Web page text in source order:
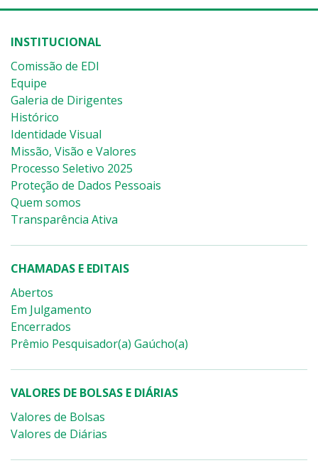
INSTITUCIONAL
Comissão de EDI
Equipe
Galeria de Dirigentes
Histórico
Identidade Visual
Missão, Visão e Valores
Processo Seletivo 2025
Proteção de Dados Pessoais
Quem somos
Transparência Ativa
CHAMADAS E EDITAIS
Abertos
Em Julgamento
Encerrados
Prêmio Pesquisador(a) Gaúcho(a)
VALORES DE BOLSAS E DIÁRIAS
Valores de Bolsas
Valores de Diárias